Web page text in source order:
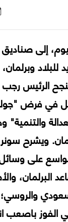
إلى صناديق
للبلاد
الرئيس
في فرض
والتنمية"
ويشرح
على وسائل
البرلمان،
الفوز باصعب